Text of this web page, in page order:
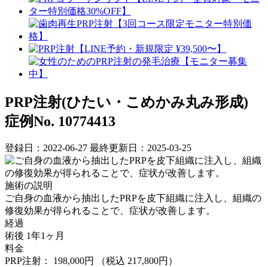
PRP注射(ひたい・こめかみ丸み形成)
症例No. 10774413
登録日：2022-06-27 最終更新日：2025-03-25
施術の説明
ご自身の血液から抽出したPRPを皮下組織に注入し、組織の
修復効果が得られることで、症状が改善します。
経過
術後 1年1ヶ月
料金
PRP注射： 198,000円
（税込 217,800円）